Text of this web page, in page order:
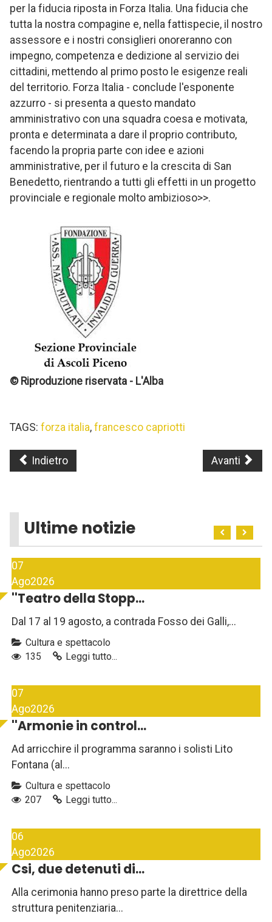
per la fiducia riposta in Forza Italia. Una fiducia che
tutta la nostra compagine e, nella fattispecie, il nostro
assessore e i nostri consiglieri onoreranno con
impegno, competenza e dedizione al servizio dei
cittadini, mettendo al primo posto le esigenze reali
del territorio. Forza Italia - conclude l'esponente
azzurro - si presenta a questo mandato
amministrativo con una squadra coesa e motivata,
pronta e determinata a dare il proprio contributo,
facendo la propria parte con idee e azioni
amministrative, per il futuro e la crescita di San
Benedetto, rientrando a tutti gli effetti in un progetto
provinciale e regionale molto ambizioso>>.
© Riproduzione riservata - L'Alba
TAGS: forza italia, francesco capriotti
Indietro Avanti
Ultime notizie
07
Ago2026
''Teatro della Stopp...
Dal 17 al 19 agosto, a contrada Fosso dei Galli,...
Cultura e spettacolo
135
Leggi tutto...
07
Ago2026
''Armonie in control...
Ad arricchire il programma saranno i solisti Lito
Fontana (al...
Cultura e spettacolo
207
Leggi tutto...
06
Ago2026
Csi, due detenuti di...
Alla cerimonia hanno preso parte la direttrice della
struttura penitenziaria...